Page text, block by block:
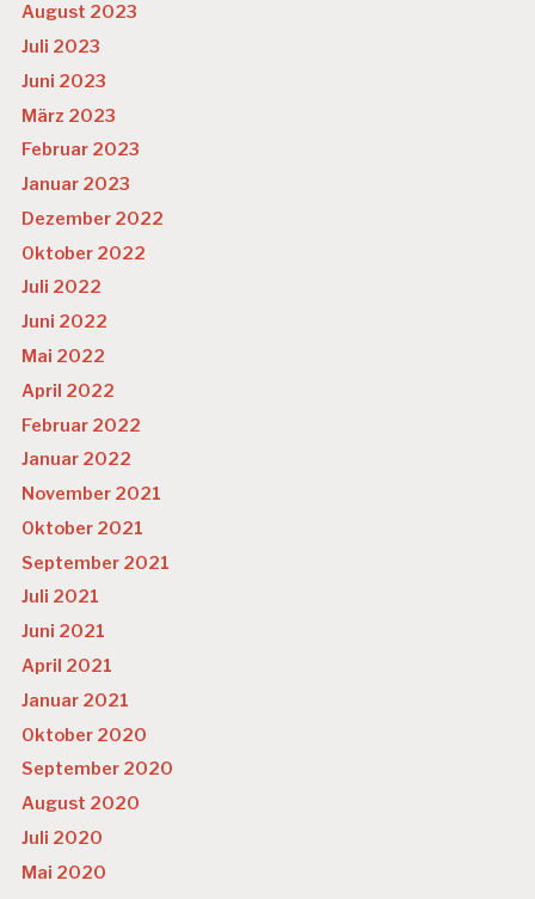
August 2023
Juli 2023
Juni 2023
März 2023
Februar 2023
Januar 2023
Dezember 2022
Oktober 2022
Juli 2022
Juni 2022
Mai 2022
April 2022
Februar 2022
Januar 2022
November 2021
Oktober 2021
September 2021
Juli 2021
Juni 2021
April 2021
Januar 2021
Oktober 2020
September 2020
August 2020
Juli 2020
Mai 2020